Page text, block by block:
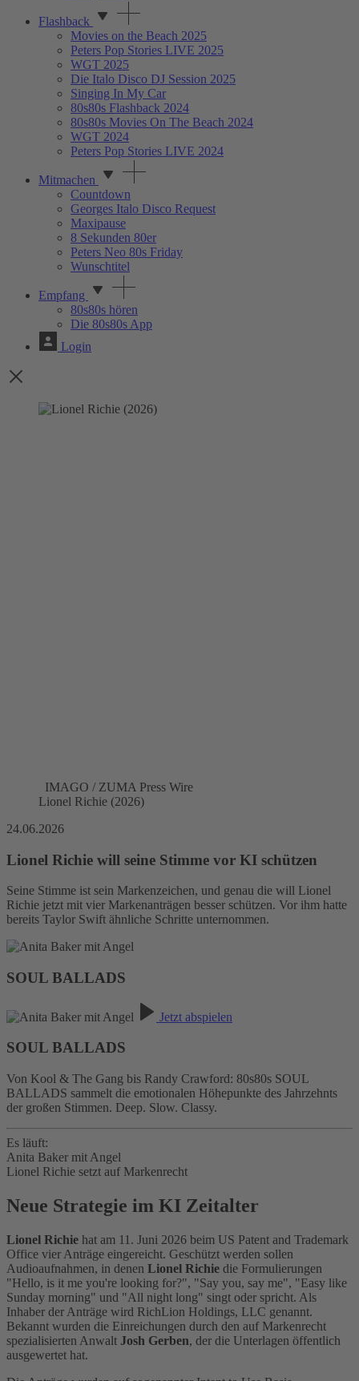
Flashback
Movies on the Beach 2025
Peters Pop Stories LIVE 2025
WGT 2025
Die Italo Disco DJ Session 2025
Singing In My Car
80s80s Flashback 2024
80s80s Movies On The Beach 2024
WGT 2024
Peters Pop Stories LIVE 2024
Mitmachen
Countdown
Georges Italo Disco Request
Maxipause
8 Sekunden 80er
Peters Neo 80s Friday
Wunschtitel
Empfang
80s80s hören
Die 80s80s App
Login
IMAGO / ZUMA Press Wire
Lionel Richie (2026)
24.06.2026
Lionel Richie will seine Stimme vor KI schützen
Seine Stimme ist sein Markenzeichen, und genau die will Lionel
Richie jetzt mit vier Markenanträgen besser schützen. Vor ihm hatte
bereits Taylor Swift ähnliche Schritte unternommen.
SOUL BALLADS
Jetzt abspielen
SOUL BALLADS
Von Kool & The Gang bis Randy Crawford: 80s80s SOUL
BALLADS sammelt die emotionalen Höhepunkte des Jahrzehnts
der großen Stimmen. Deep. Slow. Classy.
Es läuft:
Anita Baker mit Angel
Lionel Richie setzt auf Markenrecht
Neue Strategie im KI Zeitalter
Lionel Richie hat am 11. Juni 2026 beim US Patent and Trademark
Office vier Anträge eingereicht. Geschützt werden sollen
Audioaufnahmen, in denen Lionel Richie die Formulierungen
"Hello, is it me you're looking for?", "Say you, say me", "Easy like
Sunday morning" und "All night long" singt oder spricht. Als
Inhaber der Anträge wird RichLion Holdings, LLC genannt.
Bekannt wurden die Einreichungen durch den auf Markenrecht
spezialisierten Anwalt Josh Gerben, der die Unterlagen öffentlich
ausgewertet hat.